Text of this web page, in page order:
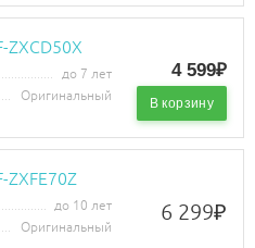
ZXCD50X
до 7 лет
Оригинальный
4 599₽
В корзину
ZXFE70Z
до 10 лет
Оригинальный
6 299₽